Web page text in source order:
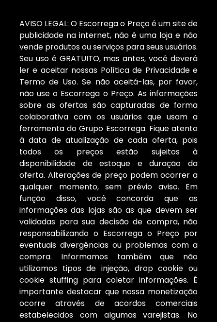
AVISO LEGAL: O Escorrega o Preço é um site de
publicidade na internet, não é uma loja e não
vende produtos ou serviços para seus usuários.
Seu uso é GRATUITO, mas antes, você deverá
ler e aceitar nossas Política de Privacidade e
Termo de Uso. Se não aceitá-las, por favor,
não use o Escorrega o Preço. As informações
sobre as ofertas são capturadas de forma
colaborativa com os usuários que usam a
ferramenta do Grupo Escorrega. Fique atento
à data de atualização de cada oferta, pois
todos os preços estão sujeitos à
disponibilidade de estoque e duração da
oferta. Alterações de preço podem ocorrer a
qualquer momento, sem prévio aviso. Em
função disso, você concorda que as
informações das lojas são as que devem ser
validadas para sua decisão de compra, não
responsabilizando o Escorrega o Preço por
eventuais divergências ou problemas com a
compra. Informamos também que não
utilizamos tipos de injeção, drop cookie ou
cookie stuffing para coletar informações. É
importante destacar que nossa monetização
ocorre através de acordos comerciais
estabelecidos com algumas varejistas. No